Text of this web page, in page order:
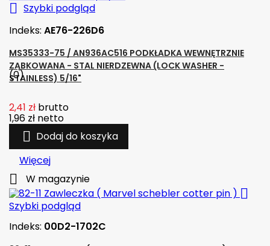
 Szybki podgląd
Indeks: AE76-226D6
MS35333-75 / AN936AC516 PODKŁADKA WEWNĘTRZNIE
ZĄBKOWANA - STAL NIERDZEWNA (LOCK WASHER -
STAINLESS) 5/16"
(0)
2,41 zł brutto
1,96 zł netto
 Dodaj do koszyka
Więcej
 W magazynie

Szybki podgląd
Indeks: 00D2-1702C